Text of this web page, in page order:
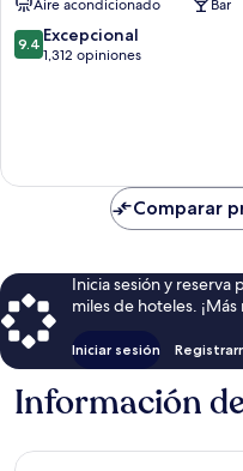
–
Sapporo
Odori
de
Aire acondicionado
Bar
9.4
de
9.4 Excepcional
1,312 opiniones
Comparar
Inicia sesión y reserva
miles de hoteles.
Iniciar sesión
Información